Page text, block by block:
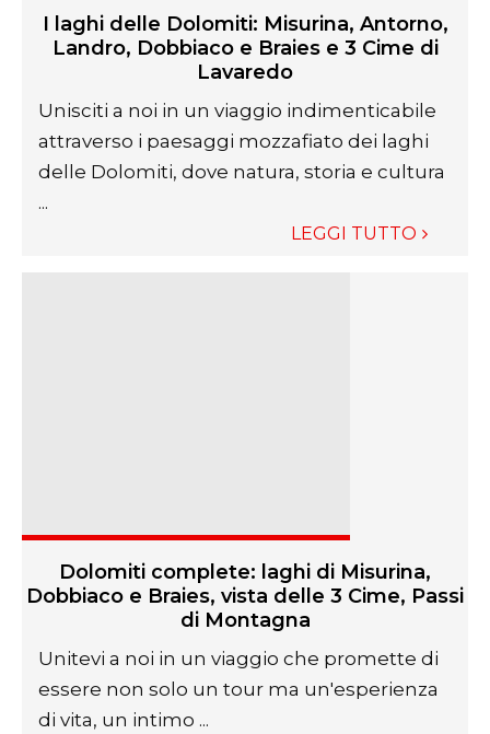
I laghi delle Dolomiti: Misurina, Antorno,
Landro, Dobbiaco e Braies e 3 Cime di
Lavaredo
Unisciti a noi in un viaggio indimenticabile
attraverso i paesaggi mozzafiato dei laghi
delle Dolomiti, dove natura, storia e cultura
...
LEGGI TUTTO
Dolomiti complete: laghi di Misurina,
Dobbiaco e Braies, vista delle 3 Cime, Passi
di Montagna
Unitevi a noi in un viaggio che promette di
essere non solo un tour ma un'esperienza
di vita, un intimo ...